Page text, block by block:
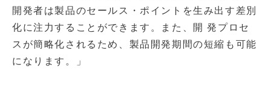
開発者は製品のセールス・ポイントを生み出す差別
化に注力することができます。また、開 発プロセ
スが簡略化されるため、製品開発期間の短縮も可能
になります。」